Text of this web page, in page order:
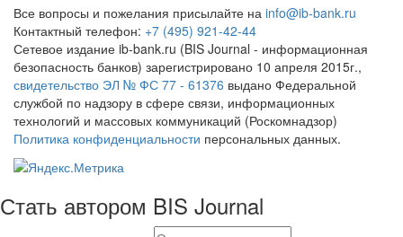
Все вопросы и пожелания присылайте на info@ib-bank.ru
Контактный телефон: +7 (495) 921-42-44
Сетевое издание ib-bank.ru (BIS Journal - информационная
безопасность банков) зарегистрировано 10 апреля 2015г.,
свидетельство ЭЛ № ФС 77 - 61376 выдано Федеральной
службой по надзору в сфере связи, информационных
технологий и массовых коммуникаций (Роскомнадзор)
Политика конфиденциальности персональных данных.
Стать автором BIS Journal